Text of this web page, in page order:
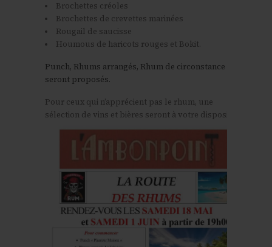
Brochettes créoles
Brochettes de crevettes marinées
Rougail de saucisse
Houmous de haricots rouges et Bokit.
Punch, Rhums arrangés, Rhum de circonstance vous
seront proposés.
Pour ceux qui n’apprécient pas le rhum, une
sélection de vins et bières seront à votre disposition.